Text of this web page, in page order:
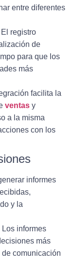
entre diferentes
El registro
de
para que los
más
facilita la
ventas y
a la misma
con los
informes
y la
Los informes
más
comunicación